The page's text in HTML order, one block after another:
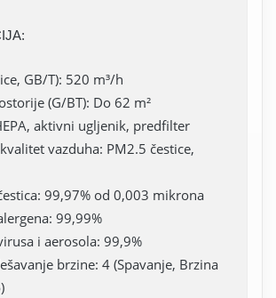
GB/T): 520 m³/h
(G/BT): Do 62 m²
aktivni ugljenik, predfilter
vazduha: PM2.5 čestice,
99,97% od 0,003 mikrona
99,99%
i aerosola: 99,9%
brzine: 4 (Spavanje, Brzina